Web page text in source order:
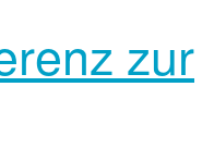
zur